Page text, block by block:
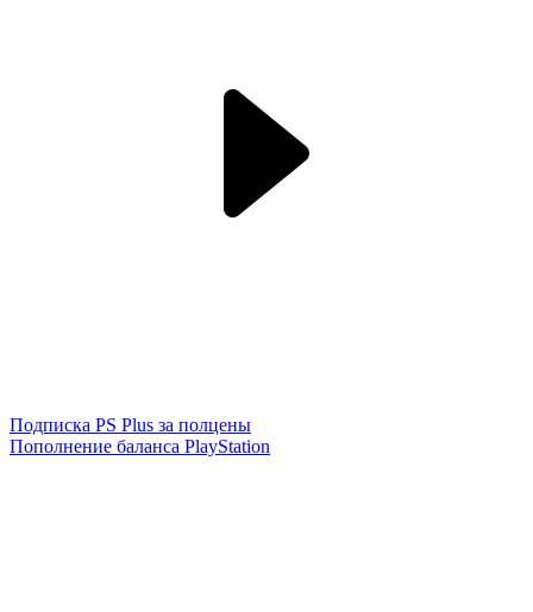
Подписка PS Plus за полцены
Пополнение баланса PlayStation